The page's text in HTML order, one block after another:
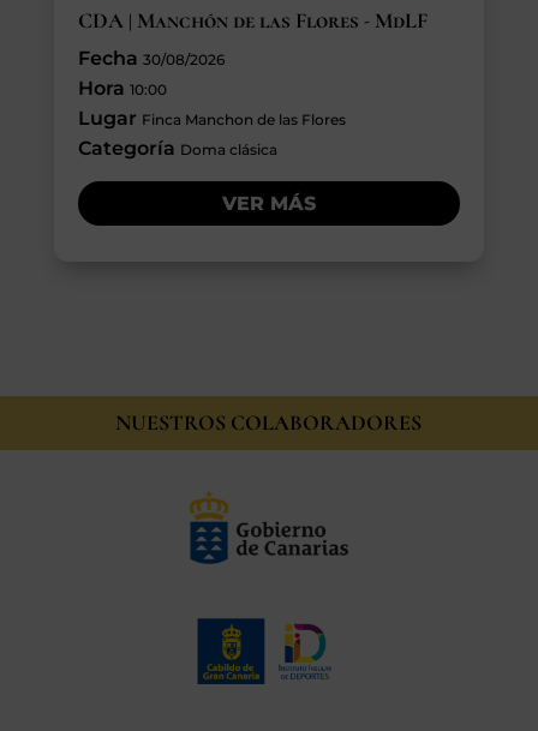
CDA | Manchón de las Flores - MdLF
Fecha 30/08/2026
Hora 10:00
Lugar Finca Manchon de las Flores
Categoría Doma clásica
VER MÁS
NUESTROS COLABORADORES